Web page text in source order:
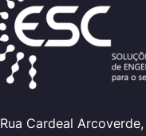
Rua Cardeal Arcoverde,